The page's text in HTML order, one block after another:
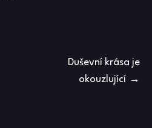
Duševní krása je
okouzlující